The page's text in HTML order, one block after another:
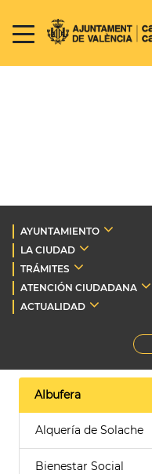
AYUNTAMIENTO
LA CIUDAD
TRÁMITES
ATENCIÓN CIUDADANA
ACTUALIDAD
Albufera
Alquería de Solache
Bienestar Social